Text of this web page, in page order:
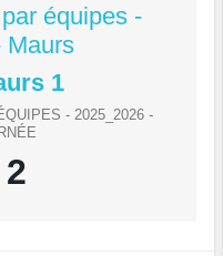
équipes -
Maurs
1
- 2025_2026 -
2